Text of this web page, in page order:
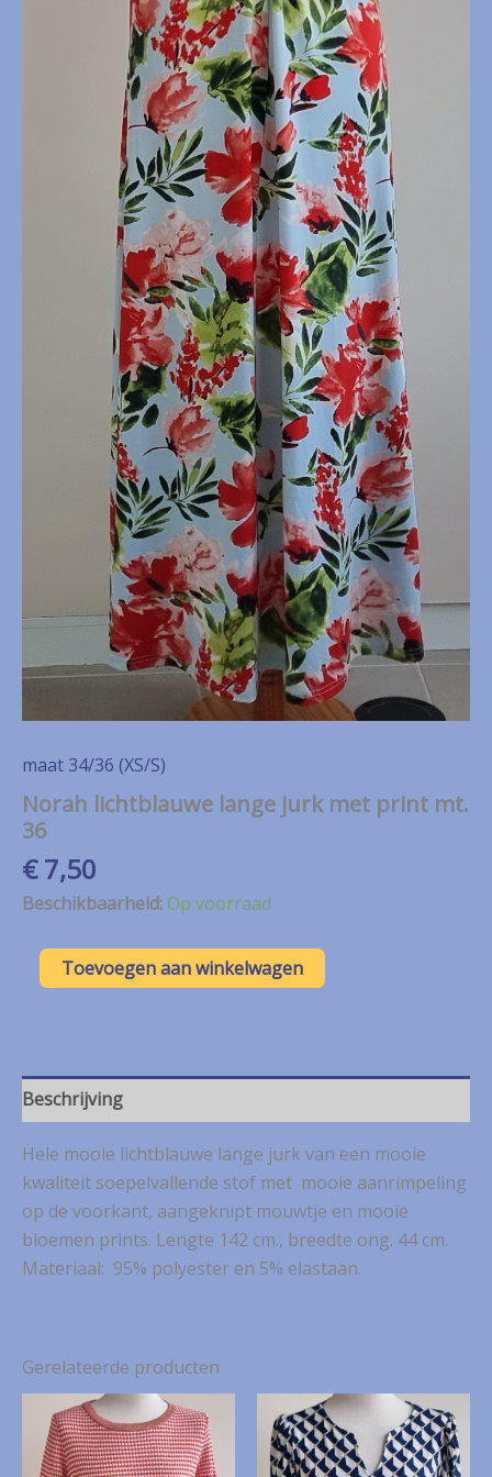
maat 34/36 (XS/S)
Norah lichtblauwe lange jurk met print mt.
36
€7,50
Beschikbaarheid:Op voorraad
Norah
lichtblauwe
mt.
36
Toevoegen aan winkelwagen
Beschrijving
Hele mooie lichtblauwe lange jurk van een mooie
kwaliteit soepelvallende stof met mooie aanrimpeling
op de voorkant, aangeknipt mouwtje en mooie
bloemen prints. Lengte 142 cm., breedte ong. 44 cm.
Materiaal: 95% polyester en 5% elastaan.
Gerelateerde producten